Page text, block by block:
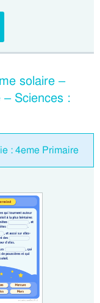
solaire –
Sciences :
: 4eme Primaire